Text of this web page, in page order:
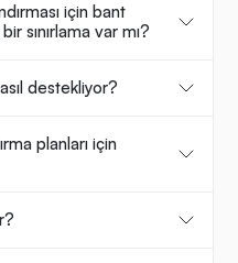
için bant
sınırlama var mı?
destekliyor?
planları için